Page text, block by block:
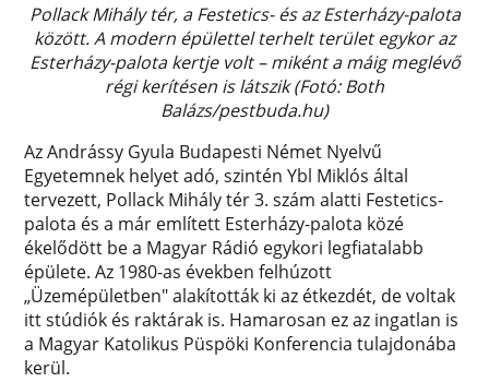
Pollack Mihály tér, a Festetics- és az Esterházy-palota
között. A modern épülettel terhelt terület egykor az
Esterházy-palota kertje volt – miként a máig meglévő
régi kerítésen is látszik (Fotó: Both
Balázs/pestbuda.hu)
Az Andrássy Gyula Budapesti Német Nyelvű
Egyetemnek helyet adó, szintén Ybl Miklós által
tervezett, Pollack Mihály tér 3. szám alatti Festetics-
palota és a már említett Esterházy-palota közé
ékelődött be a Magyar Rádió egykori legfiatalabb
épülete. Az 1980-as években felhúzott
„Üzemépületben" alakították ki az étkezdét, de voltak
itt stúdiók és raktárak is. Hamarosan ez az ingatlan is
a Magyar Katolikus Püspöki Konferencia tulajdonába
kerül.